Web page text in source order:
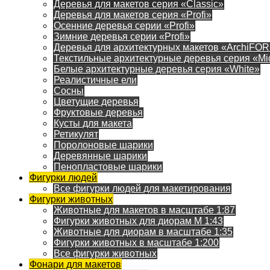
Деревья для макетов серия «Classic»
Деревья для макетов серия «Profi»
Осенние деревья серии «Profi»
Зимние деревья серии «Profi»
Деревья для архитектурных макетов
Текстильные архитектурные деревья серия
Белые архитектурные деревья серия «White»
Реалистичные ели
Сосны
Цветущие деревья
Фруктовые деревья
Кусты для макета
Ретикулят
Поролоновые шарики
Деревянные шарики
Пенопластовые шарики
Фигурки людей
Все фигурки людей для макетирования
Фигурки животных
Животные для макетов в масштабе 1:87
Фигурки животных для диорам М 1:43
Животные для диорам в масштабе 1:35
Фигурки животных в масштабе 1:200
Все фигурки животных
Фонари для макетов